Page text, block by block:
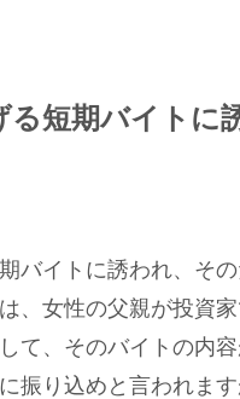
短期バイトに
バイトに誘われ、そ
、女性の父親が投資
て、そのバイトの内
振り込めと言われま